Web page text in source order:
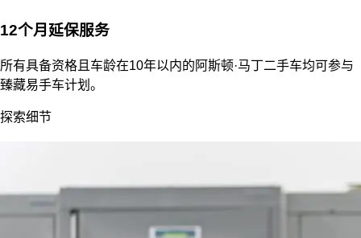
12个月延保服务
所有具备资格且车龄在10年以内的阿斯顿·马丁二手车均可参与
臻藏易手车计划。
探索细节